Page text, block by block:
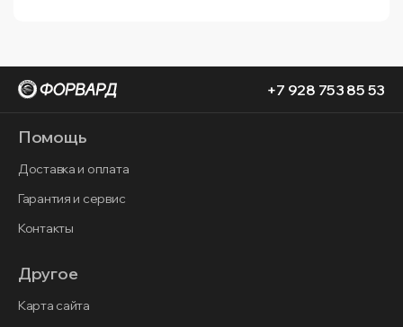
+7 928 753 85 53
Помощь
Доставка и оплата
Гарантия и сервис
Контакты
Другое
Карта сайта